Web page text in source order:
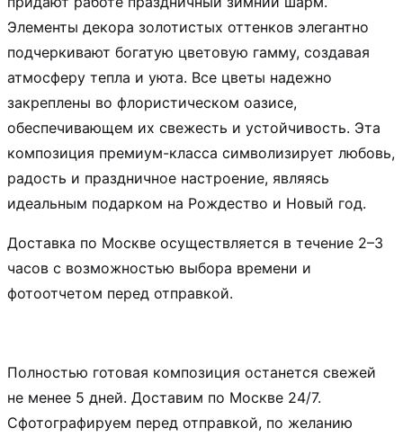
Элементы декора золотистых оттенков элегантно
подчеркивают богатую цветовую гамму, создавая
атмосферу тепла и уюта. Все цветы надежно
закреплены во флористическом оазисе,
обеспечивающем их свежесть и устойчивость. Эта
композиция премиум-класса символизирует любовь,
радость и праздничное настроение, являясь
идеальным подарком на Рождество и Новый год.
Доставка по Москве осуществляется в течение 2–3
часов с возможностью выбора времени и
фотоотчетом перед отправкой.
Полностью готовая композиция останется свежей
не менее 5 дней. Доставим по Москве 24/7.
Сфотографируем перед отправкой, по желанию